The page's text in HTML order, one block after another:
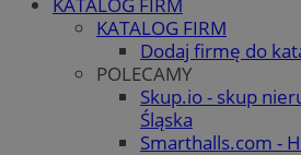
KATALOG FIRM
Dodaj firmę do
POLECAMY
Skup.io - skup
Śląska
Smarthalls.com -